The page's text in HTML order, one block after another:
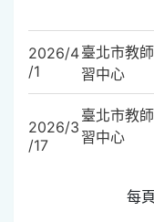
2026/4
/1
臺北市教
習中心
2026/3
/17
臺北市教
習中心
每